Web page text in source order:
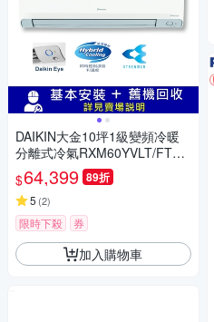
DAIKIN大金10坪1級變頻冷暖
分離式冷氣RXM60YVLT/FTXM
60YVLT 橫綱Y系列
$64,399 89折
5 (2)
限時下殺 券
加入購物車